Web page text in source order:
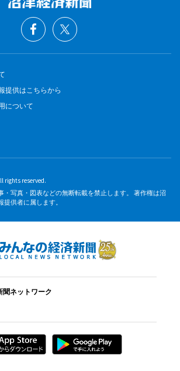
提供はこちらから
について
rights reserved.
・写真・図表などの無断転載を禁止します。 著作権は沼
供者に属します。
聞ネットワーク